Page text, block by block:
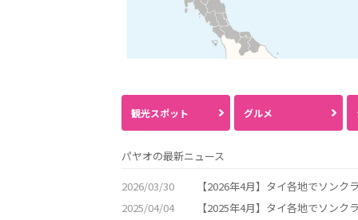
観光スポット グルメ
パヤオの最新ニュース
2026/03/30
【2026年4月】タイ各地でソンク
2025/04/04
【2025年4月】タイ各地でソンク